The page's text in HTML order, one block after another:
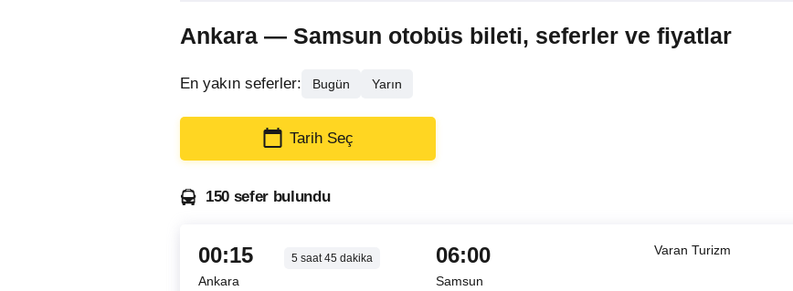
Ankara — Samsun otobüs bileti, seferler ve fiyatlar
En yakın seferler: Bugün Yarın
Tarih Seç
150 sefer bulundu
00:15 5 saat45 dakika
Ankara
06:00
Samsun
Varan Turizm